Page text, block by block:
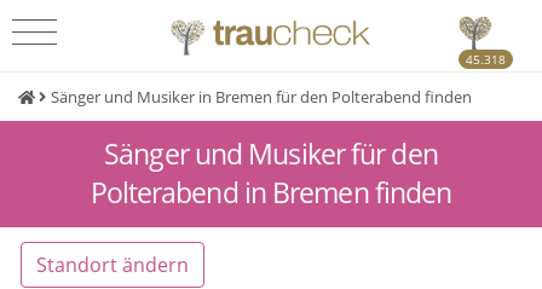
45.318
Sänger und Musiker in Bremen für den Polterabend finden
Sänger und Musiker für den
Polterabend in Bremen finden
Standort ändern